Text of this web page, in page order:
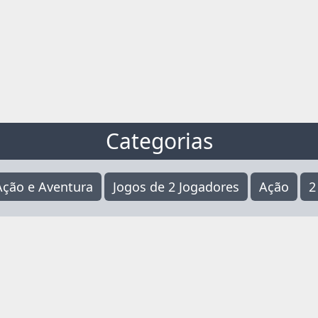
Categorias
e Aventura Jogos de 2 Jogadores Ação